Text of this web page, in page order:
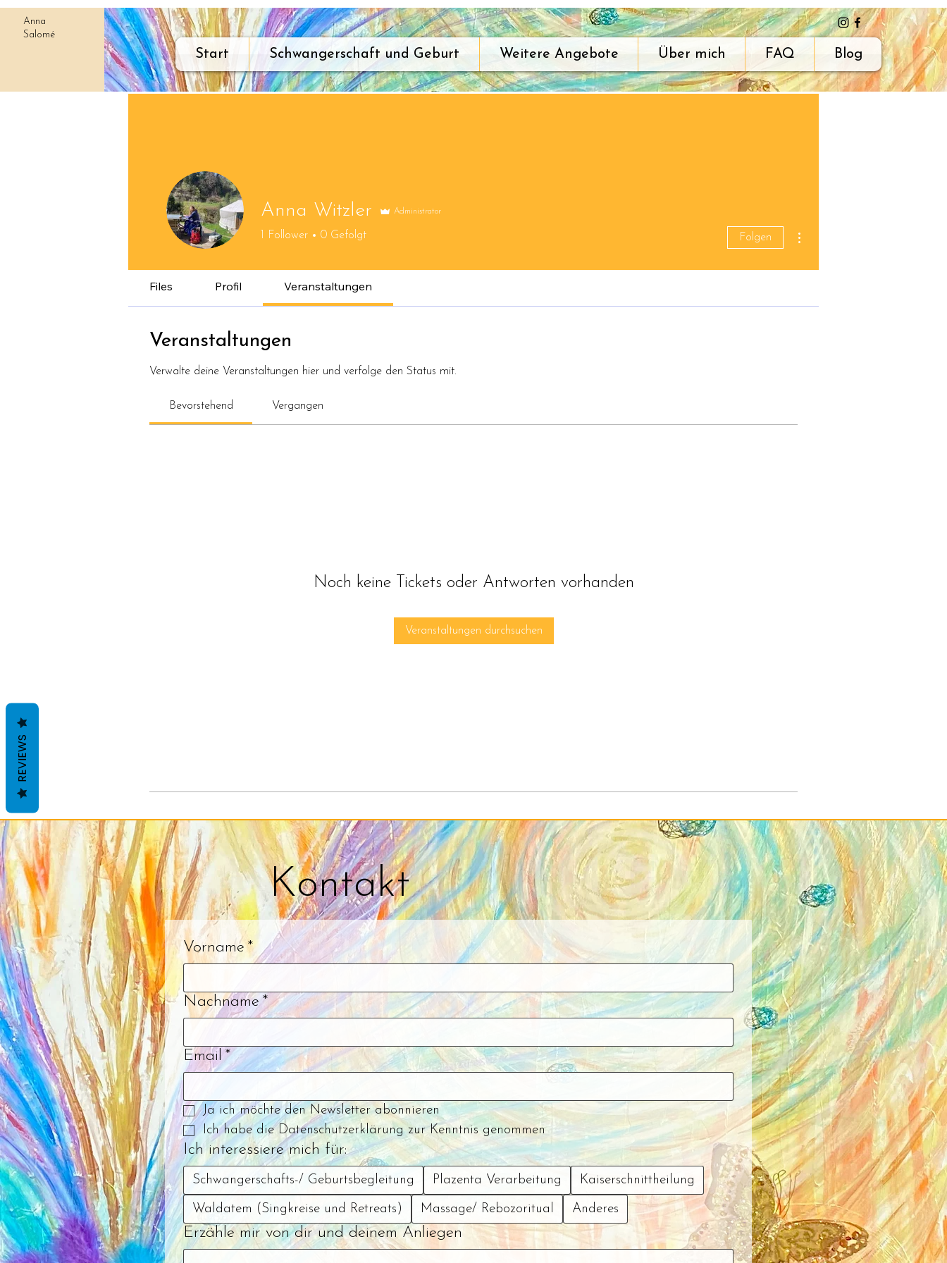
Anna
Salomé
Start Schwangerschaft und Geburt Weitere Angebote Über mich FAQ Blog
Anna Witzler Administrator
Follower 0 Gefolgt Folgen
Files Profil Veranstaltungen
Veranstaltungen
Verwalte deine Veranstaltungen hier und verfolge den Status mit.
Bevorstehend Vergangen
Noch keine Tickets oder Antworten vorhanden
Veranstaltungen durchsuchen
Kontakt
Vorname *
Nachname *
Email *
Ja ich möchte den Newsletter abonnieren
Ich habe die Datenschutzerklärung zur Kenntnis genommen
Ich interessiere mich für:
Schwangerschafts-/ Geburtsbegleitung Plazenta Verarbeitung Kaiserschnittheilung
Waldatem (Singkreise und Retreats) Massage/ Rebozoritual Anderes
Erzähle mir von dir und deinem Anliegen
REVIEWS